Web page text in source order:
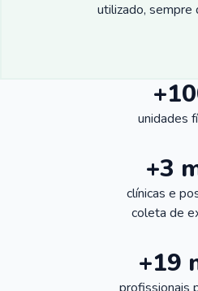
utilizado, sempre
unidades
+3
clínicas e
coleta de
+19